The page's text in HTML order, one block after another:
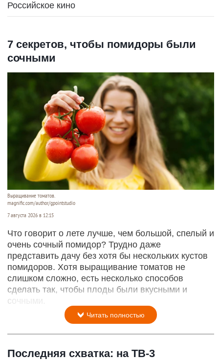
Российское кино
7 секретов, чтобы помидоры были
сочными
Выращивание томатов.
magnific.com/author/gpointstudio
7 августа 2026 в 12:15
Что говорит о лете лучше, чем большой, спелый и
очень сочный помидор? Трудно даже
представить дачу без хотя бы нескольких кустов
помидоров. Хотя выращивание томатов не
слишком сложно, есть несколько способов
сделать так, чтобы плоды были вкусными и
сочными.
Читать полностью
Последняя схватка: на ТВ-3